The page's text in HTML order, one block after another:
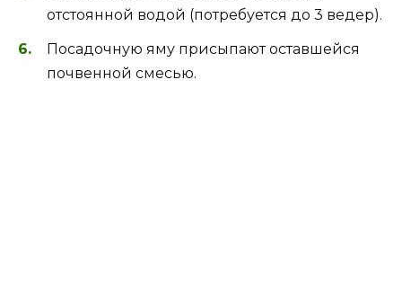
отстоянной водой (потребуется до 3 ведер).
Посадочную яму присыпают оставшейся
почвенной смесью.